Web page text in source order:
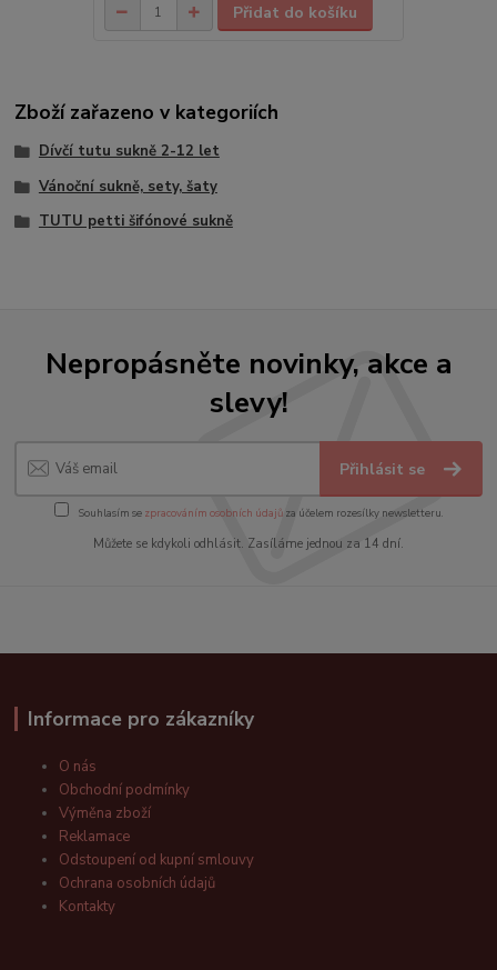
Přidat do košíku
Zboží zařazeno v kategoriích
Dívčí tutu sukně 2-12 let
Vánoční sukně, sety, šaty
TUTU petti šifónové sukně
Nepropásněte novinky, akce a
slevy!
Přihlásit se
Souhlasím se zpracováním osobních údajůza účelem rozesílky newsletteru.
Můžete se kdykoli odhlásit. Zasíláme jednou za 14 dní.
Informace pro zákazníky
O nás
Obchodní podmínky
Výměna zboží
Reklamace
Odstoupení od kupní smlouvy
Ochrana osobních údajů
Kontakty